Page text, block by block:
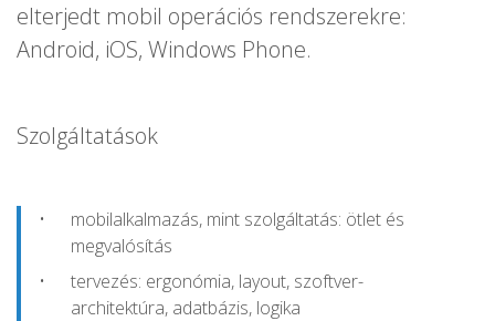
elterjedt mobil operációs rendszerekre:
Android, iOS, Windows Phone.
Szolgáltatások
mobilalkalmazás, mint szolgáltatás: ötlet és
megvalósítás
tervezés: ergonómia, layout, szoftver-
architektúra, adatbázis, logika